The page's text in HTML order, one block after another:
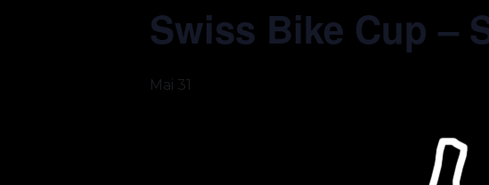
Swiss Bike Cup –
Mai 31